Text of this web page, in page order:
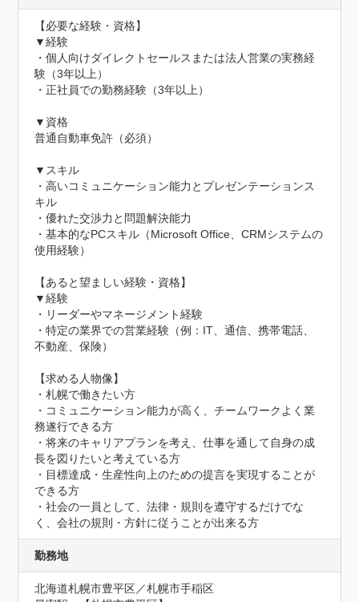
【必要な経験・資格】
▼経験
・個人向けダイレクトセールスまたは法人営業の実務経
験（3年以上）
・正社員での勤務経験（3年以上）
▼資格
普通自動車免許（必須）
▼スキル
・高いコミュニケーション能力とプレゼンテーションス
キル
・優れた交渉力と問題解決能力
・基本的なPCスキル（Microsoft Office、CRMシステムの
使用経験）
【あると望ましい経験・資格】
▼経験
・リーダーやマネージメント経験
・特定の業界での営業経験（例：IT、通信、携帯電話、
不動産、保険）
【求める人物像】
・札幌で働きたい方
・コミュニケーション能力が高く、チームワークよく業
務遂行できる方
・将来のキャリアプランを考え、仕事を通して自身の成
長を図りたいと考えている方
・目標達成・生産性向上のための提言を実現することが
できる方
・社会の一員として、法律・規則を遵守するだけでな
く、会社の規則・方針に従うことが出来る方
勤務地
北海道札幌市豊平区／札幌市手稲区